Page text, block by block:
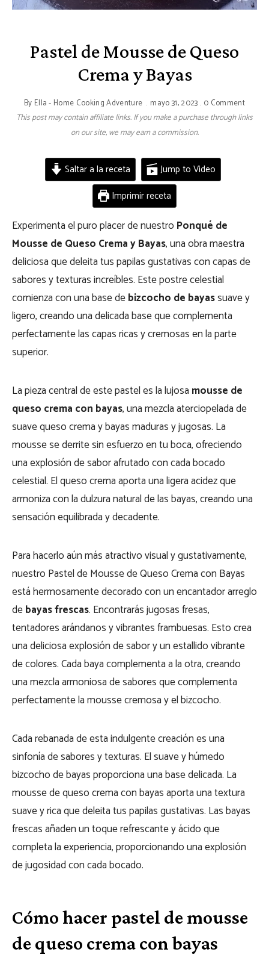
Pastel de Mousse de Queso
Crema y Bayas
By Ella - Home Cooking Adventure mayo 31, 2023 0 Comment
This post may contain affiliate links. If you make a purchase through links
on our site, we may earn a commission.
Saltar a la receta
Jump to Video
Imprimir receta
Experimenta el puro placer de nuestro Ponqué de
Mousse de Queso Crema y Bayas, una obra maestra
deliciosa que deleita tus papilas gustativas con capas de
sabores y texturas increíbles. Este postre celestial
comienza con una base debizcocho de bayassuave y
ligero, creando una delicada base que complementa
perfectamente las capas ricas y cremosas en la parte
superior.
La pieza central de este pastel es la lujosa mousse de
queso crema con bayas, una mezcla aterciopelada de
suave queso crema y bayas maduras y jugosas. La
mousse se derrite sin esfuerzo en tu boca, ofreciendo
una explosión de sabor afrutado con cada bocado
celestial. El queso crema aporta una ligera acidez que
armoniza con la dulzura natural de las bayas, creando una
sensación equilibrada y decadente.
Para hacerlo aún más atractivo visual y gustativamente,
nuestro Pastel de Mousse de Queso Crema con Bayas
está hermosamente decorado con un encantador arreglo
debayas frescas. Encontrarás jugosas fresas,
tentadores arándanos y vibrantes frambuesas. Esto crea
una deliciosa explosión de sabor y un estallido vibrante
de colores. Cada baya complementa a la otra, creando
una mezcla armoniosa de sabores que complementa
perfectamente la mousse cremosa y el bizcocho.
Cada rebanada de esta indulgente creación es una
sinfonía de sabores y texturas. El suave y húmedo
bizcocho de bayas proporciona una base delicada. La
mousse de queso crema con bayas aporta una textura
suave y rica que deleita tus papilas gustativas. Las bayas
frescas añaden un toque refrescante y ácido que
completa la experiencia, proporcionando una explosión
de jugosidad con cada bocado.
Cómo hacer pastel de mousse
de queso crema con bayas